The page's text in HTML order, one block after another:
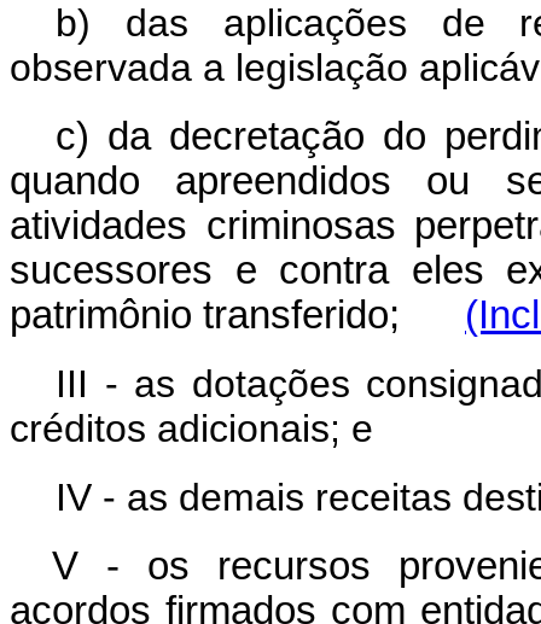
b) das aplicações de
observada a legislação
c) da decretação do
quando apreendidos ou
atividades criminosas
sucessores e contra eles
patrimônio transferido;
III - as dotações
créditos adicionais; e
IV - as demais receitas
V - os recursos
acordos firmados com